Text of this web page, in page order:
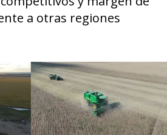
a otras regiones